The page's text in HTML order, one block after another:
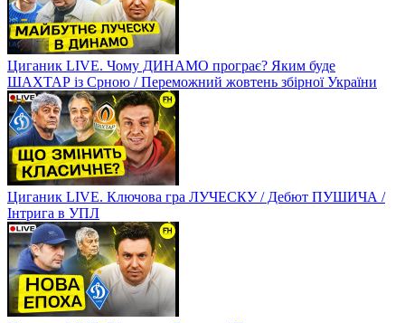
Циганик LIVE. Чому ДИНАМО програє? Яким буде
ШАХТАР із Срною / Переможний жовтень збірної України
Циганик LIVE. Ключова гра ЛУЧЕСКУ / Дебют ПУШИЧА /
Інтрига в УПЛ